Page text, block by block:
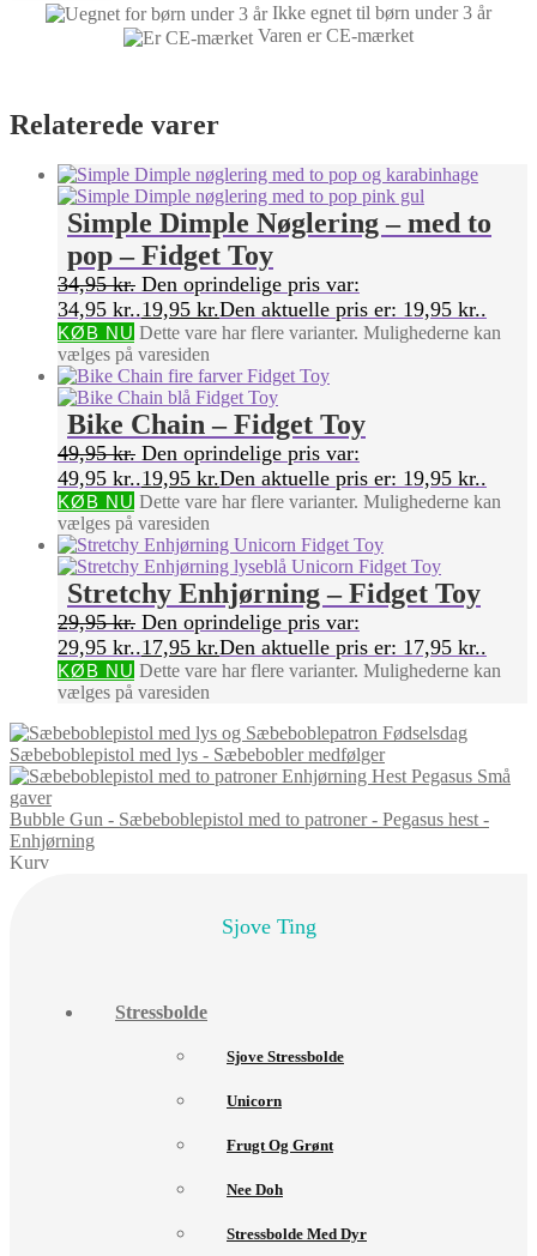
Ikke egnet til børn under 3 år
Varen er CE-mærket
Relaterede varer
Simple Dimple Nøglering – med to
pop – Fidget Toy
34,95kr. Den oprindelige pris var:
34,95 kr..19,95 kr.Den aktuelle pris er: 19,95 kr..
KØB NU Dette vare har flere varianter. Mulighederne kan
vælges på varesiden
Bike Chain – Fidget Toy
49,95kr. Den oprindelige pris var:
49,95 kr..19,95 kr.Den aktuelle pris er: 19,95 kr..
KØB NU Dette vare har flere varianter. Mulighederne kan
vælges på varesiden
Stretchy Enhjørning – Fidget Toy
29,95kr. Den oprindelige pris var:
29,95 kr..17,95 kr.Den aktuelle pris er: 17,95 kr..
KØB NU Dette vare har flere varianter. Mulighederne kan
vælges på varesiden
Sæbeboblepistol med lys - Sæbebobler medfølger
Bubble Gun - Sæbeboblepistol med to patroner - Pegasus hest -
Enhjørning
Kurv
Sjove Ting
Stressbolde
Sjove Stressbolde
Unicorn
Frugt Og Grønt
Nee Doh
Stressbolde Med Dyr